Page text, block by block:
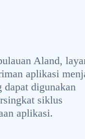
Aland,
aplikasi
dapat digunakan
siklus
aplikasi.